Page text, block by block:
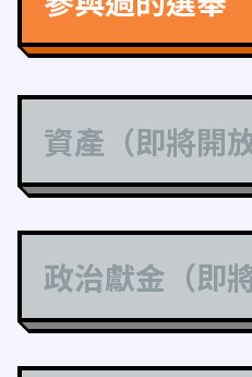
資產（即將開放
政治獻金（即